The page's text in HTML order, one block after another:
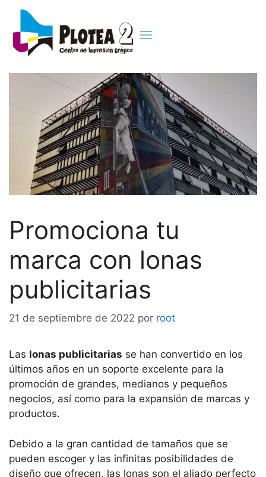
Promociona tu
marca con lonas
publicitarias
21 de septiembre de 2022 por root
Las lonas publicitarias se han convertido en los
últimos años en un soporte excelente para la
promoción de grandes, medianos y pequeños
negocios, así como para la expansión de marcas y
productos.
Debido a la gran cantidad de tamaños que se
pueden escoger y las infinitas posibilidades de
diseño que ofrecen, las lonas son el aliado perfecto